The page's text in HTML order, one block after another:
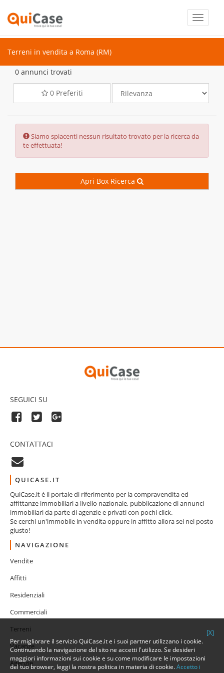
Toggle
Terreni in vendita a Roma (RM)
0 annunci trovati
0Preferiti
Error:
Siamo spiacenti nessun risultato trovato per la ricerca da
te effettuata!
Apri Box Ricerca
SEGUICI SU
CONTATTACI
QUICASE.IT
QuiCase.it è il portale di riferimento per la compravendita ed
affittanze immobiliari a livello nazionale, pubblicazione di annunci
immobiliari da parte di agenzie e privati con pochi click.
Se cerchi un'immobile in vendita oppure in affitto allora sei nel posto
giusto!
NAVIGAZIONE
Vendite
Affitti
Residenziali
Commerciali
Terreni
Vacanze
Agenzie
[X]
Per migliorare il servizio QuiCase.it e i suoi partner utilizzano i cookie.
Continuando la navigazione del sito ne accetti l'utilizzo. Se desideri
maggiori informazioni sui cookie e su come modificare le impostazioni
del tuo browser, leggi la nostra politica in materia di cookie.Accetto i